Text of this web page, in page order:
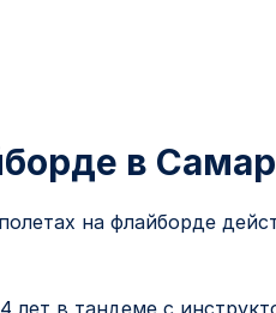
в
на флайборде
лет в тандеме с